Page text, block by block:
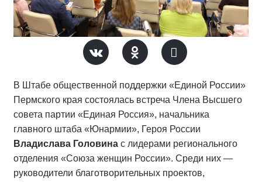
В Штабе общественной поддержки «Единой России»
Пермского края состоялась встреча Члена Высшего
совета партии «Единая Россия», начальника
главного штаба «Юнармии», Героя России
Владислава Головина с лидерами регионального
отделения «Союза женщин России». Среди них —
руководители благотворительных проектов,